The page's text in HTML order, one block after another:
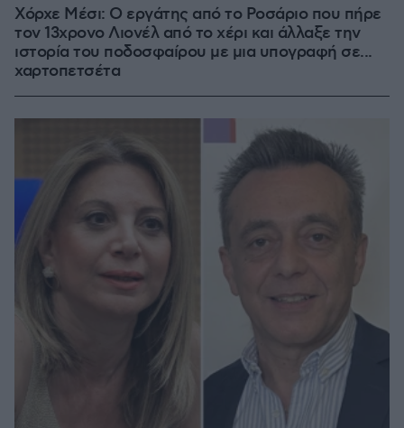
Χόρχε Μέσι: Ο εργάτης από το Ροσάριο που πήρε
τον 13χρονο Λιονέλ από το χέρι και άλλαξε την
ιστορία του ποδοσφαίρου με μια υπογραφή σε...
χαρτοπετσέτα